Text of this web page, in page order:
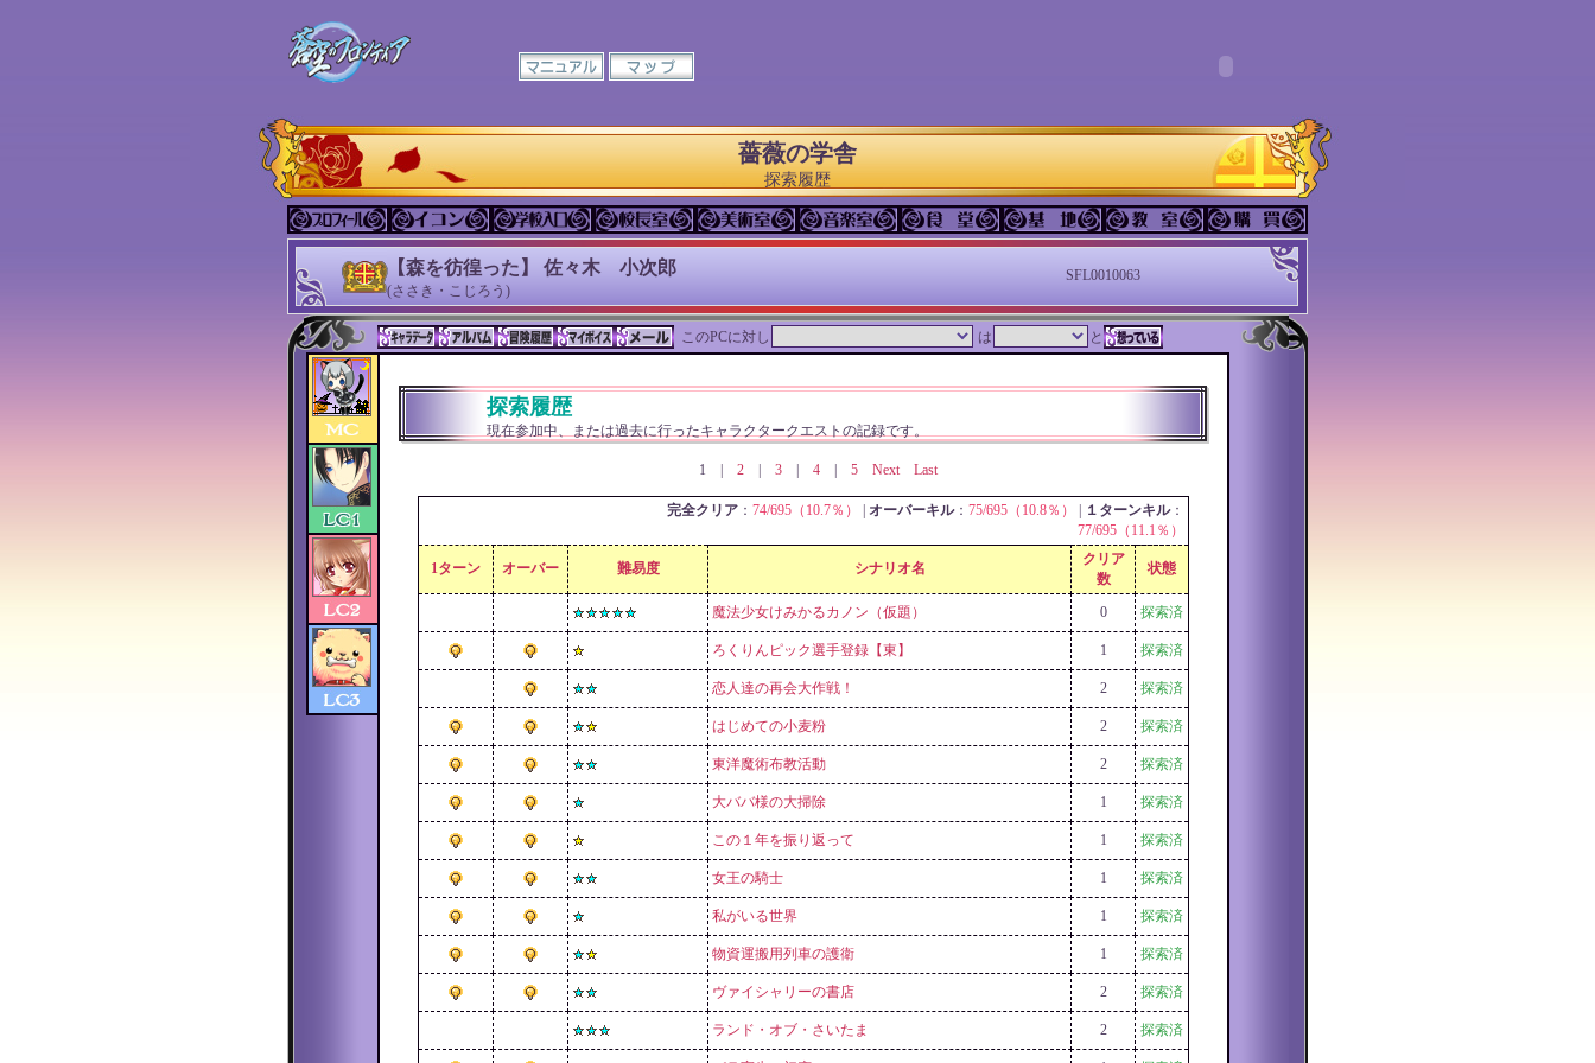
薔薇の学舎
探索履歴
【森を彷徨った】 佐々木 小次郎
(ささき・こじろう)
SFL0010063
このPCに対し は と
探索履歴
現在参加中、または過去に行ったキャラクタークエストの記録です。
1 2| 3| 4| 5 Next Last
完全クリア ： 74/695（10.7％） オーバーキル： 75/695（10.8％） １ターンキル：
77/695（11.1％）
1ターン オーバー 難易度 シナリオ名
クリア
数
状態
魔法少女けみかるカノン（仮題） 0 探索済
ろくりんピック選手登録【東】 1 探索済
恋人達の再会大作戦！ 2 探索済
はじめての小麦粉 2 探索済
東洋魔術布教活動 2 探索済
大ババ様の大掃除 1 探索済
この１年を振り返って 1 探索済
女王の騎士 1 探索済
私がいる世界 1 探索済
物資運搬用列車の護衛 1 探索済
ヴァイシャリーの書店 2 探索済
ランド・オブ・さいたま 2 探索済